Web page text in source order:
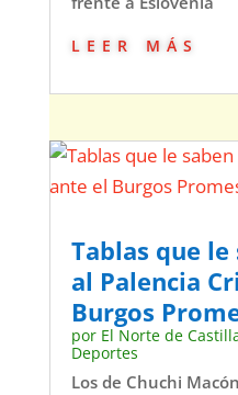
leer más
Tablas que le
al Palencia
Burgos
por El Norte de
Deportes
Los de Chuchi